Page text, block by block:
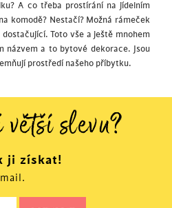
A co třeba prostírání na jídelním
komodě? Nestačí? Možná rámeček
Toto vše a ještě mnohem
názvem a to bytové dekorace. Jsou
prostředí našeho příbytku.
větší slevu?
ji získat!